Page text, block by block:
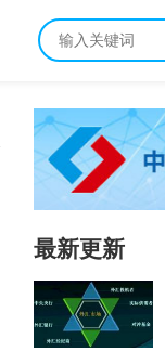
最新更新